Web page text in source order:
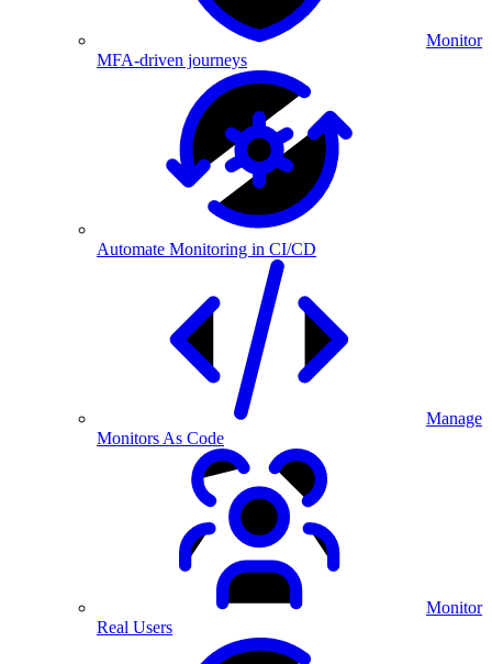
Monitor
MFA-driven journeys
Automate Monitoring in CI/CD
Manage
Monitors As Code
Monitor
Real Users